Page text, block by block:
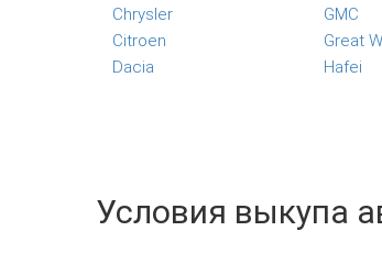
Chrysler
Citroen
Dacia
GMC
Great
Hafei
Условия выкупа